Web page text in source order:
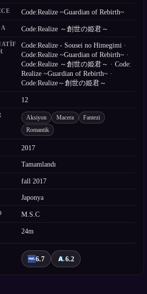
Code:Realize ~Guardian of Rebirth~
Code:Realize ～創世の姫君～
Code:Realize - Sousei no Himegimi ·
Code:Realize ~Guardian of Rebirth~ ·
Code:Realize ～創世の姫君～ · Code:
Realize ~Guardian of Rebirth~ ·
Code:Realize～創世の姫君～
12
Aksiyon Macera Fantezi
Romantik
2017
Tamamlandı
fall 2017
Japonya
M.S.C
24m
6.7 6.2